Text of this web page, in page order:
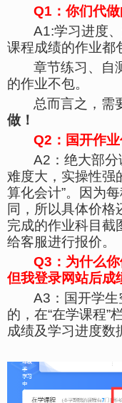
Q1：你们代
A1:学习进度
课程成绩的作业都
章节练习、自
的作业不包。
总而言之，需
做！
Q2 ：国开作
A2 ： 绝大部分
难度大，实操性强
算化会计”。
因为
同，所以具体价格
完成的作业科目截
给客服进行报价。
Q3 ：为什么
但我登录网站后成
A3 ：国开学
的，在“在学课程”
成绩及学习进度数